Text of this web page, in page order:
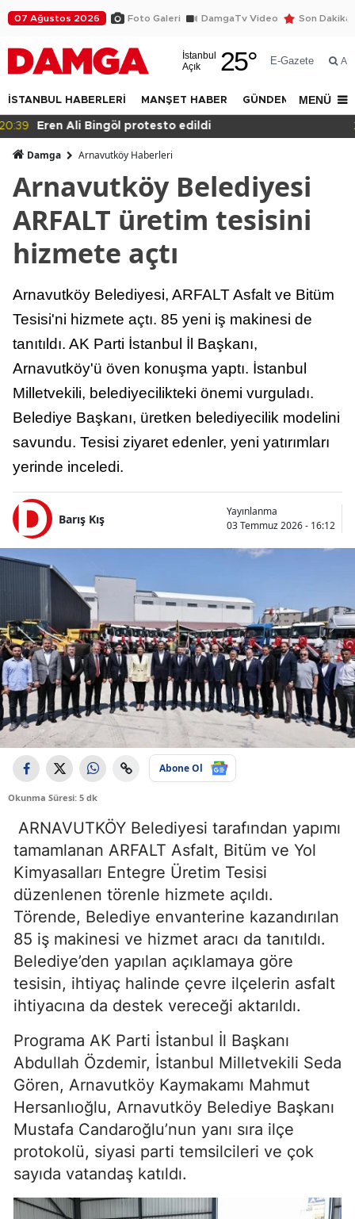
07 Ağustos 2026 Foto Galeri DamgaTv Video Son Dakika
İstanbul
Açık
25° E-Gazete Ara
İSTANBUL HABERLERİ MANŞET HABER GÜNDEM DÜNYA
MENÜ
20:36 Eğitimde haksızlık!
Damga Arnavutköy Haberleri
Arnavutköy Belediyesi
ARFALT üretim tesisini
hizmete açtı
Arnavutköy Belediyesi, ARFALT Asfalt ve Bitüm
Tesisi'ni hizmete açtı. 85 yeni iş makinesi de
tanıtıldı. AK Parti İstanbul İl Başkanı,
Arnavutköy'ü öven konuşma yaptı. İstanbul
Milletvekili, belediyecilikteki önemi vurguladı.
Belediye Başkanı, üretken belediyecilik modelini
savundu. Tesisi ziyaret edenler, yeni yatırımları
yerinde inceledi.
Barış Kış
Yayınlanma
03 Temmuz 2026 - 16:12
Abone Ol
Okunma Süresi: 5 dk
ARNAVUTKÖY Belediyesi tarafından yapımı
tamamlanan ARFALT Asfalt, Bitüm ve Yol
Kimyasalları Entegre Üretim Tesisi
düzenlenen törenle hizmete açıldı.
Törende, Belediye envanterine kazandırılan
85 iş makinesi ve hizmet aracı da tanıtıldı.
Belediye’den yapılan açıklamaya göre
tesisin, ihtiyaç halinde çevre ilçelerin asfalt
ihtiyacına da destek vereceği aktarıldı.
Programa AK Parti İstanbul İl Başkanı
Abdullah Özdemir, İstanbul Milletvekili Seda
Gören, Arnavutköy Kaymakamı Mahmut
Hersanlıoğlu, Arnavutköy Belediye Başkanı
Mustafa Candaroğlu’nun yanı sıra ilçe
protokolü, siyasi parti temsilcileri ve çok
sayıda vatandaş katıldı.